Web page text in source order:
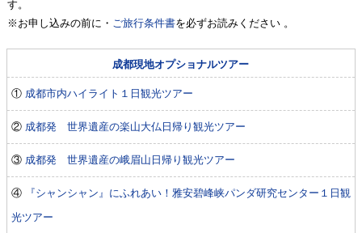
す。
※お申し込みの前に・ ご旅行条件書を必ずお読みください 。
成都現地オプショナルツアー
①成都市内ハイライト１日観光ツアー
②成都発 世界遺産の楽山大仏日帰り観光ツアー
③成都発 世界遺産の峨眉山日帰り観光ツアー
④『シャンシャン』にふれあい！雅安碧峰峡パンダ研究センター１日観
光ツアー